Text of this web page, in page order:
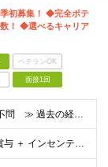
初募集！ ◆完全ポテ
！ ◆選べるキャリア
ベテランOK
面接1回
≪ 未経験歓迎／学歴・職歴不問 ≫ 過去の経歴は一切不問。 「いままで」よりも「これから」を 重視した採用を行っています！ ▼▼こんな想いがある方大歓迎▼▼ ・WEBデザインに興味がある！ ・WEB
⽉給30万円〜50万円 ＋ 業績賞与 ＋ インセンティブ賞与 経験者：35万円～ ※IT新人時25万円〜 ※経験・スキルを考慮の上、決定します。 ※経験者は別途優遇！ ★試⽤期間：3ヶ⽉ ★学